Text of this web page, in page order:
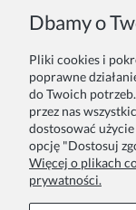
Zamówienie
Twoje zamówienia
Zwroty i
Formy płatności
Dbamy o
Pliki cookies i
poprawne
do Twoich
przez nas
dostosować
opcję "Dostosuj
Więcej o plikach
prywatności.